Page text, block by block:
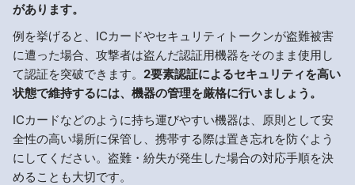
があります。
例を挙げると、ICカードやセキュリティトークンが盗難被害
に遭った場合、攻撃者は盗んだ認証用機器をそのまま使用し
て認証を突破できます。 2要素認証によるセキュリティを高い
状態で維持するには、機器の管理を厳格に行いましょう。
ICカードなどのように持ち運びやすい機器は、原則として安
全性の高い場所に保管し、携帯する際は置き忘れを防ぐよう
にしてください。盗難・紛失が発生した場合の対応手順を決
めることも大切です。